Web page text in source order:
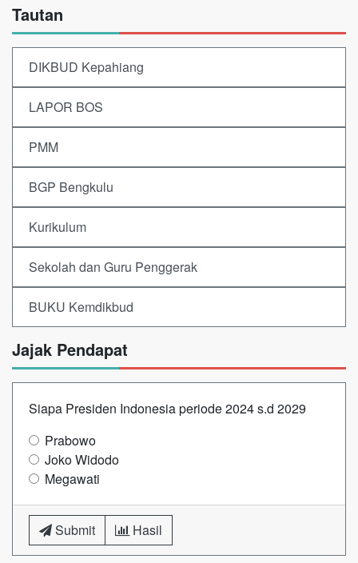
Tautan
DIKBUD Kepahiang
LAPOR BOS
PMM
BGP Bengkulu
Kurikulum
Sekolah dan Guru Penggerak
BUKU Kemdikbud
Jajak Pendapat
Siapa Presiden Indonesia periode 2024 s.d 2029
Prabowo
Joko Widodo
Megawati
Submit Hasil